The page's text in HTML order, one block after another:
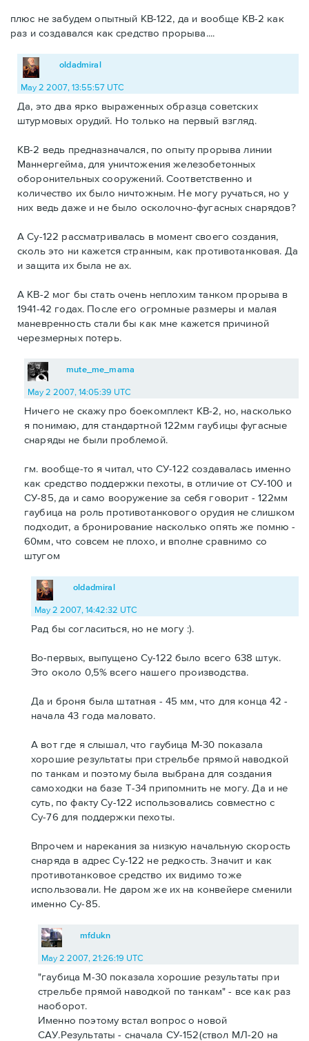
плюс не забудем опытный КВ-122, да и вообще КВ-2 как
раз и создавался как средство прорыва....
oldadmiral
May 2 2007, 13:55:57 UTC
Да, это два ярко выраженных образца советских
штурмовых орудий. Но только на первый взгляд.
КВ-2 ведь предназначался, по опыту прорыва линии
Маннергейма, для уничтожения железобетонных
оборонительных сооружений. Соответственно и
количество их было ничтожным. Не могу ручаться, но у
них ведь даже и не было осколочно-фугасных снарядов?
А Су-122 рассматривалась в момент своего создания,
сколь это ни кажется странным, как противотанковая. Да
и защита их была не ах.
А КВ-2 мог бы стать очень неплохим танком прорыва в
1941-42 годах. После его огромные размеры и малая
маневренность стали бы как мне кажется причиной
черезмерных потерь.
mute_me_mama
May 2 2007, 14:05:39 UTC
Ничего не скажу про боекомплект КВ-2, но, насколько
я понимаю, для стандартной 122мм гаубицы фугасные
снаряды не были проблемой.
гм. вообще-то я читал, что СУ-122 создавалась именно
как средство поддержки пехоты, в отличие от СУ-100 и
СУ-85, да и само вооружение за себя говорит - 122мм
гаубица на роль противотанкового орудия не слишком
подходит, а бронирование насколько опять же помню -
60мм, что совсем не плохо, и вполне сравнимо со
штугом
oldadmiral
May 2 2007, 14:42:32 UTC
Рад бы согласиться, но не могу :).
Во-первых, выпущено Су-122 было всего 638 штук.
Это около 0,5% всего нашего производства.
Да и броня была штатная - 45 мм, что для конца 42 -
начала 43 года маловато.
А вот где я слышал, что гаубица М-30 показала
хорошие результаты при стрельбе прямой наводкой
по танкам и поэтому была выбрана для создания
самоходки на базе Т-34 припомнить не могу. Да и не
суть, по факту Су-122 использовались совместно с
Су-76 для поддержки пехоты.
Впрочем и нарекания за низкую начальную скорость
снаряда в адрес Су-122 не редкость. Значит и как
противотанковое средство их видимо тоже
использовали. Не даром же их на конвейере сменили
именно Су-85.
mfdukn
May 2 2007, 21:26:19 UTC
"гаубица М-30 показала хорошие результаты при
стрельбе прямой наводкой по танкам" - все как раз
наоборот.
Именно поэтому встал вопрос о новой
САУ.Результаты - сначала СУ-152(ствол МЛ-20 на